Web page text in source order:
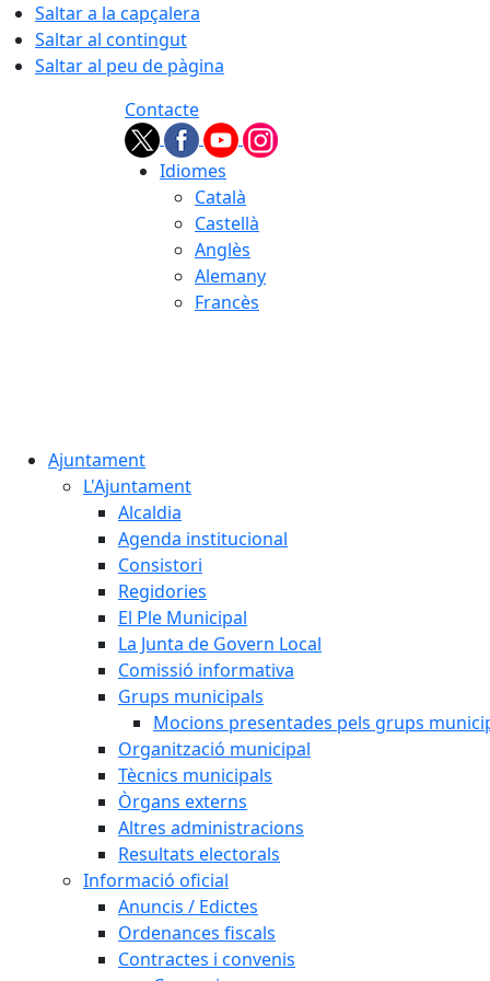
Saltar a la capçalera
Saltar al contingut
Saltar al peu de pàgina
Contacte
Idiomes
Català
Castellà
Anglès
Alemany
Francès
Ajuntament
L'Ajuntament
Alcaldia
Agenda institucional
Consistori
Regidories
El Ple Municipal
La Junta de Govern Local
Comissió informativa
Grups municipals
Mocions presentades pels grups
Organització municipal
Tècnics municipals
Òrgans externs
Altres administracions
Resultats electorals
Informació oficial
Anuncis / Edictes
Ordenances fiscals
Contractes i convenis